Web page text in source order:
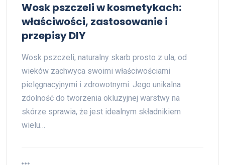
Wosk pszczeli w kosmetykach:
właściwości, zastosowanie i
przepisy DIY
Wosk pszczeli, naturalny skarb prosto z ula, od
wieków zachwyca swoimi właściwościami
pielęgnacyjnymi i zdrowotnymi. Jego unikalna
zdolność do tworzenia okluzyjnej warstwy na
skórze sprawia, że jest idealnym składnikiem
wielu…